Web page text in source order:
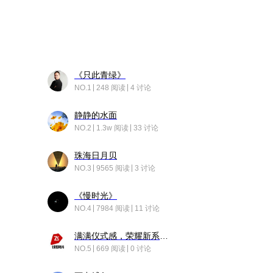
《只此青绿》
NO.1 248 阅读 4 讨论
静静的水面
NO.2 1.3w 阅读 33 讨论
珠海日月贝
NO.3 9565 阅读 3 讨论
《慢时光》
NO.4 7984 阅读 11 讨论
NO.5 669 阅读 0 讨论